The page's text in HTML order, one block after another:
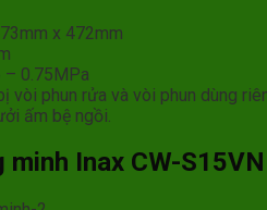
x 472mm
– 0.75MPa
vòi phun rửa và vòi phun dùng
ấm bệ ngồi.
Inax CW-S15VN